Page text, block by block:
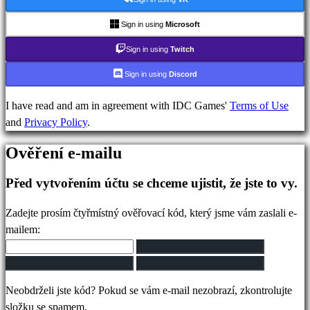
Podpora
Registrovat
Přihlásit
Zapomněli
jste
Změna
jazyka
AR
Sign in using Microsoft
Sign in using Twitch
Sign in using Discord
I have read and am in agreement with IDC Games' Terms of Use
and Privacy Policy.
Ověření e-mailu
Před vytvořením účtu se chceme ujistit, že jste to vy.
Zadejte prosím čtyřmístný ověřovací kód, který jsme vám zaslali e-
mailem:
Neobdrželi jste kód? Pokud se vám e-mail nezobrazí, zkontrolujte
složku se spamem.